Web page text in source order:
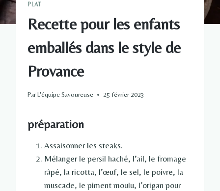
PLAT
Recette pour les enfants
emballés dans le style de
Provance
ParL'équipe Savoureuse 25 février 2023
préparation
Assaisonner les steaks.
Mélanger le persil haché, l’ail, le fromage
râpé, la ricotta, l’œuf, le sel, le poivre, la
muscade, le piment moulu, l’origan pour